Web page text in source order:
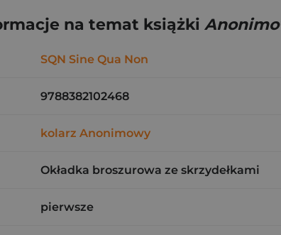
na temat książki
SQN Sine Qua Non
9788382102468
kolarz Anonimowy
Okładka broszurowa ze skrzydełkami
pierwsze